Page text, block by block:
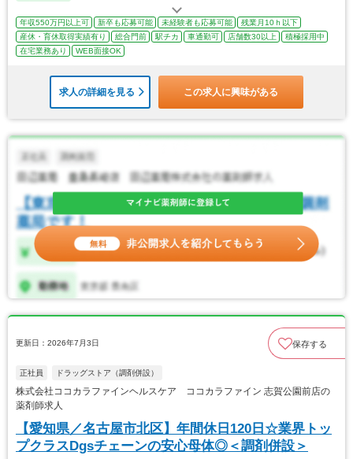
年収550万円以上可 新卒も応募可能 未経験者も応募可能
残業月10ｈ以下
産休・育休取得実績有り
総合門前 駅チカ 車通勤可 店舗数30以上
積極採用中
在宅業務あり
WEB面接OK
求人の詳細を見る この求人に興味がある
更新日：2026年7月3日 保存する
正社員 ドラッグストア（調剤併設）
株式会社ココカラファインヘルスケア ココカラファイン 志賀公園前店の
薬剤師求人
【愛知県／名古屋市北区】年間休日120日☆業界トッ
プクラスDgsチェーンの安心母体◎＜調剤併設＞